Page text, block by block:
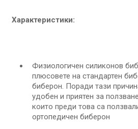
Характеристики:
Физиологичен силиконов
плюсовете на стандартен
биберон. Поради тази
удобен и приятен за
които преди това са
ортопедичен биберон